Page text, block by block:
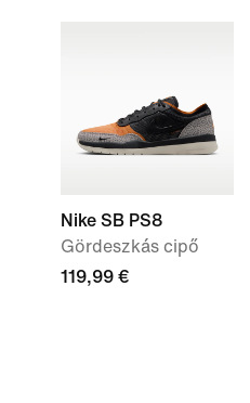
Nike SB PS8
Gördeszkás cipő
119,99 €